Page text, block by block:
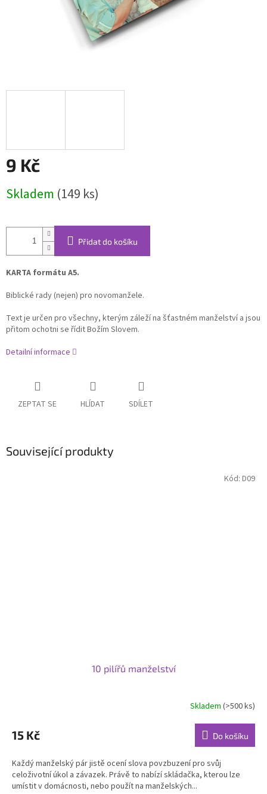
9 Kč
cena:
Skladem (149 ks)
Přidat do košíku
KARTA formátu A5.
Biblické rady (nejen) pro novomanžele.
Text je určen pro všechny, kterým záleží na šťastném manželství a jsou
přitom ochotni se řídit Božím Slovem.
Detailní informace
ZEPTAT SE HLÍDAT SDÍLET
Související produkty
10 pilířů manželství
produktu
je
z
5
hvězdiček.
Skladem(>500 ks)
15 Kč Do košíku
Každý manželský pár jistě ocení slova povzbuzení pro svůj
celoživotní úkol a závazek. Právě to nabízí skládačka, kterou lze
umístit v domácnosti, nebo použít na manželských...
Kód: D09